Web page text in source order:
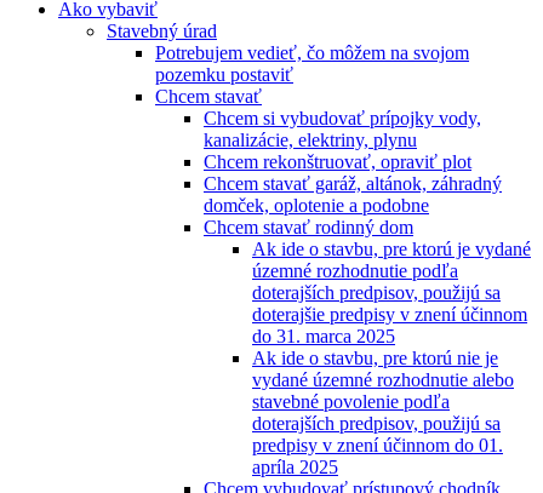
Ako vybaviť
Stavebný úrad
Potrebujem vedieť, čo môžem na svojom
pozemku postaviť
Chcem stavať
Chcem si vybudovať prípojky vody,
kanalizácie, elektriny, plynu
Chcem rekonštruovať, opraviť plot
Chcem stavať garáž, altánok, záhradný
domček, oplotenie a podobne
Chcem stavať rodinný dom
Ak ide o stavbu, pre ktorú je vydané
územné rozhodnutie podľa
doterajších predpisov, použijú sa
doterajšie predpisy v znení účinnom
do 31. marca 2025
Ak ide o stavbu, pre ktorú nie je
vydané územné rozhodnutie alebo
stavebné povolenie podľa
doterajších predpisov, použijú sa
predpisy v znení účinnom do 01.
apríla 2025
Chcem vybudovať prístupový chodník,